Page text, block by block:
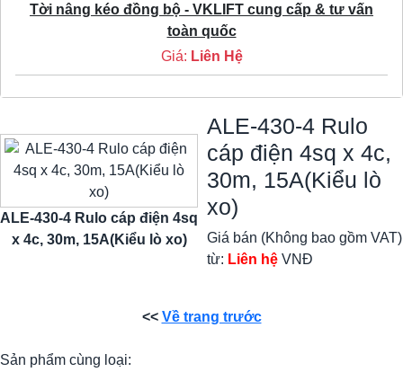
Tời nâng kéo đồng bộ - VKLIFT cung cấp & tư vấn
toàn quốc
Giá: Liên Hệ
ALE-430-4 Rulo cáp điện 4sq
x 4c, 30m, 15A(Kiểu lò xo)
ALE-430-4 Rulo
cáp điện 4sq x 4c,
30m, 15A(Kiểu lò
xo)
Giá bán (Không bao gồm VAT)
từ: Liên hệ VNĐ
<< Về trang trước
Sản phẩm cùng loại: